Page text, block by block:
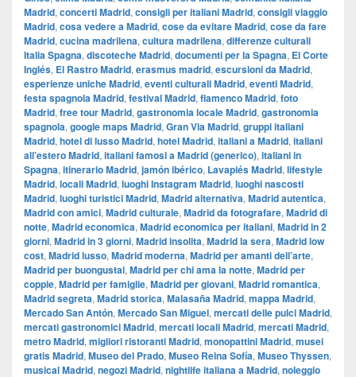
Madrid, concerti Madrid, consigli per italiani Madrid, consigli viaggio
Madrid, cosa vedere a Madrid, cose da evitare Madrid, cose da fare
Madrid, cucina madrilena, cultura madrilena, differenze culturali
Italia Spagna, discoteche Madrid, documenti per la Spagna, El Corte
Inglés, El Rastro Madrid, erasmus madrid, escursioni da Madrid,
esperienze uniche Madrid, eventi culturali Madrid, eventi Madrid,
festa spagnola Madrid, festival Madrid, flamenco Madrid, foto
Madrid, free tour Madrid, gastronomia locale Madrid, gastronomia
spagnola, google maps Madrid, ​​Gran Via Madrid, gruppi italiani
Madrid, hotel di lusso Madrid, hotel Madrid, italiani a Madrid, italiani
all’estero Madrid, italiani famosi a Madrid (generico), italiani in
Spagna, itinerario Madrid, jamón ibérico, Lavapiés Madrid, lifestyle
Madrid, locali Madrid, luoghi Instagram Madrid, luoghi nascosti
Madrid, luoghi turistici Madrid, Madrid alternativa, Madrid autentica,
Madrid con amici, Madrid culturale, Madrid da fotografare, Madrid di
notte, Madrid economica, Madrid economica per italiani, Madrid in 2
giorni, Madrid in 3 giorni, Madrid insolita, Madrid la sera, Madrid low
cost, Madrid lusso, Madrid moderna, Madrid per amanti dell’arte,
Madrid per buongustai, Madrid per chi ama la notte, Madrid per
coppie, Madrid per famiglie, Madrid per giovani, Madrid romantica,
Madrid segreta, Madrid storica, Malasaña Madrid, mappa Madrid,
Mercado San Antón, Mercado San Miguel, mercati delle pulci Madrid,
mercati gastronomici Madrid, mercati locali Madrid, mercati Madrid,
metro Madrid, migliori ristoranti Madrid, monopattini Madrid, musei
gratis Madrid, Museo del Prado, Museo Reina Sofía, Museo Thyssen,
musical Madrid, negozi Madrid, nightlife italiana a Madrid, noleggio